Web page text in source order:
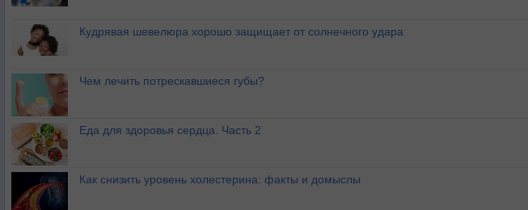
Кудрявая шевелюра хорошо защищает от солнечного удара
Чем лечить потрескавшиеся губы?
Еда для здоровья сердца. Часть 2
Как снизить уровень холестерина: факты и домыслы